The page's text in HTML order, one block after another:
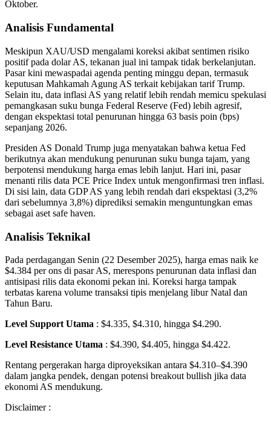
Oktober.
Analisis Fundamental
Meskipun XAU/USD mengalami koreksi akibat sentimen risiko
positif pada dolar AS, tekanan jual ini tampak tidak berkelanjutan.
Pasar kini mewaspadai agenda penting minggu depan, termasuk
keputusan Mahkamah Agung AS terkait kebijakan tarif Trump.
Selain itu, data inflasi AS yang relatif lebih rendah memicu spekulasi
pemangkasan suku bunga Federal Reserve (Fed) lebih agresif,
dengan ekspektasi total penurunan hingga 63 basis poin (bps)
sepanjang 2026.
Presiden AS Donald Trump juga menyatakan bahwa ketua Fed
berikutnya akan mendukung penurunan suku bunga tajam, yang
berpotensi mendukung harga emas lebih lanjut. Hari ini, pasar
menanti rilis data PCE Price Index untuk mengonfirmasi tren inflasi.
Di sisi lain, data GDP AS yang lebih rendah dari ekspektasi (3,2%
dari sebelumnya 3,8%) diprediksi semakin menguntungkan emas
sebagai aset safe haven.
Analisis Teknikal
Pada perdagangan Senin (22 Desember 2025), harga emas naik ke
$4.384 per ons di pasar AS, merespons penurunan data inflasi dan
antisipasi rilis data ekonomi pekan ini. Koreksi harga tampak
terbatas karena volume transaksi tipis menjelang libur Natal dan
Tahun Baru.
Level Support Utama : $4.335, $4.310, hingga $4.290.
Level Resistance Utama : $4.390, $4.405, hingga $4.422.
Rentang pergerakan harga diproyeksikan antara $4.310–$4.390
dalam jangka pendek, dengan potensi breakout bullish jika data
ekonomi AS mendukung.
Disclaimer :